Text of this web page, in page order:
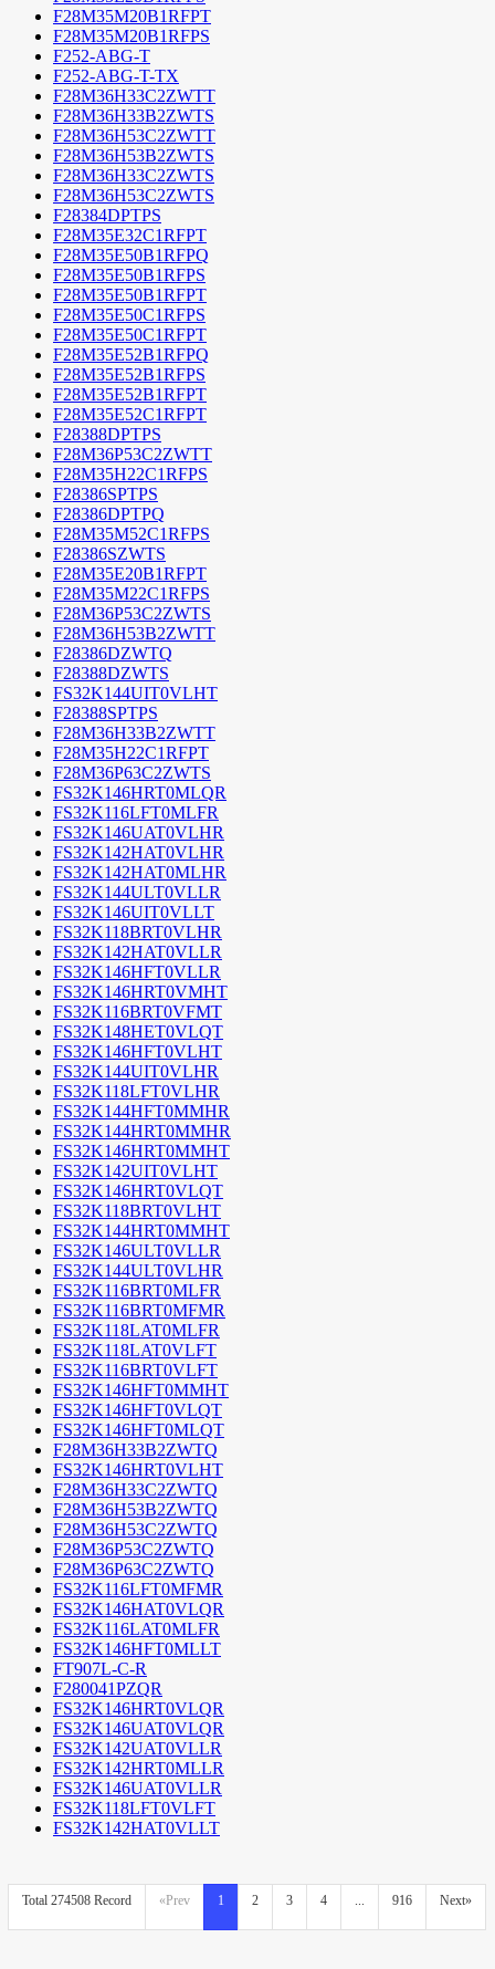
F28M35M20B1RFPT
F28M35M20B1RFPS
F252-ABG-T
F252-ABG-T-TX
F28M36H33C2ZWTT
F28M36H33B2ZWTS
F28M36H53C2ZWTT
F28M36H53B2ZWTS
F28M36H33C2ZWTS
F28M36H53C2ZWTS
F28384DPTPS
F28M35E32C1RFPT
F28M35E50B1RFPQ
F28M35E50B1RFPS
F28M35E50B1RFPT
F28M35E50C1RFPS
F28M35E50C1RFPT
F28M35E52B1RFPQ
F28M35E52B1RFPS
F28M35E52B1RFPT
F28M35E52C1RFPT
F28388DPTPS
F28M36P53C2ZWTT
F28M35H22C1RFPS
F28386SPTPS
F28386DPTPQ
F28M35M52C1RFPS
F28386SZWTS
F28M35E20B1RFPT
F28M35M22C1RFPS
F28M36P53C2ZWTS
F28M36H53B2ZWTT
F28386DZWTQ
F28388DZWTS
FS32K144UIT0VLHT
F28388SPTPS
F28M36H33B2ZWTT
F28M35H22C1RFPT
F28M36P63C2ZWTS
FS32K146HRT0MLQR
FS32K116LFT0MLFR
FS32K146UAT0VLHR
FS32K142HAT0VLHR
FS32K142HAT0MLHR
FS32K144ULT0VLLR
FS32K146UIT0VLLT
FS32K118BRT0VLHR
FS32K142HAT0VLLR
FS32K146HFT0VLLR
FS32K146HRT0VMHT
FS32K116BRT0VFMT
FS32K148HET0VLQT
FS32K146HFT0VLHT
FS32K144UIT0VLHR
FS32K118LFT0VLHR
FS32K144HFT0MMHR
FS32K144HRT0MMHR
FS32K146HRT0MMHT
FS32K142UIT0VLHT
FS32K146HRT0VLQT
FS32K118BRT0VLHT
FS32K144HRT0MMHT
FS32K146ULT0VLLR
FS32K144ULT0VLHR
FS32K116BRT0MLFR
FS32K116BRT0MFMR
FS32K118LAT0MLFR
FS32K118LAT0VLFT
FS32K116BRT0VLFT
FS32K146HFT0MMHT
FS32K146HFT0VLQT
FS32K146HFT0MLQT
F28M36H33B2ZWTQ
FS32K146HRT0VLHT
F28M36H33C2ZWTQ
F28M36H53B2ZWTQ
F28M36H53C2ZWTQ
F28M36P53C2ZWTQ
F28M36P63C2ZWTQ
FS32K116LFT0MFMR
FS32K146HAT0VLQR
FS32K116LAT0MLFR
FS32K146HFT0MLLT
FT907L-C-R
F280041PZQR
FS32K146HRT0VLQR
FS32K146UAT0VLQR
FS32K142UAT0VLLR
FS32K142HRT0MLLR
FS32K146UAT0VLLR
FS32K118LFT0VLFT
FS32K142HAT0VLLT
Total 274508 Record «Prev 1 2 3 4 ... 916 Next»